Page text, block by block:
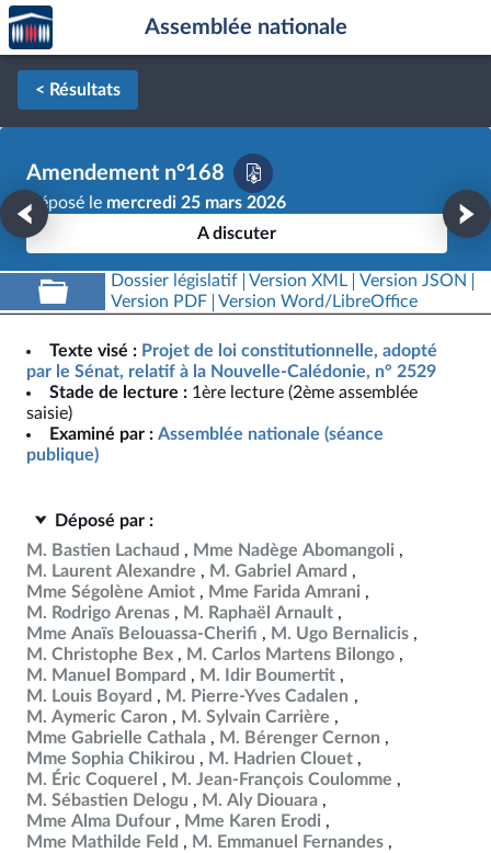
Aller au contenu
Aller en bas de la page
Accèder
à la
page
d'accueil
Assemblée nationale
< Résultats
Amendement n°168
Déposé le mercredi 25 mars 2026
A discuter
Dossier législatif Version XML
Version JSON
Version PDF
Version Word/LibreOffice
Texte visé : Projet de loi constitutionnelle, adopté
par le Sénat, relatif à la Nouvelle-Calédonie, n° 2529
Stade de lecture : 1ère lecture (2ème assemblée
saisie)
Examiné par : Assemblée nationale (séance
publique)
Déposé par :
M. Bastien Lachaud
Mme Nadège Abomangoli
M. Laurent Alexandre
M. Gabriel Amard
Mme Ségolène Amiot
Mme Farida Amrani
M. Rodrigo Arenas
M. Raphaël Arnault
Mme Anaïs Belouassa-Cherifi
M. Ugo Bernalicis
M. Christophe Bex
M. Carlos Martens Bilongo
M. Manuel Bompard
M. Idir Boumertit
M. Louis Boyard
M. Pierre-Yves Cadalen
M. Aymeric Caron
M. Sylvain Carrière
Mme Gabrielle Cathala
M. Bérenger Cernon
Mme Sophia Chikirou
M. Hadrien Clouet
M. Éric Coquerel
M. Jean-François Coulomme
M. Sébastien Delogu
M. Aly Diouara
Mme Alma Dufour
Mme Karen Erodi
Mme Mathilde Feld
M. Emmanuel Fernandes